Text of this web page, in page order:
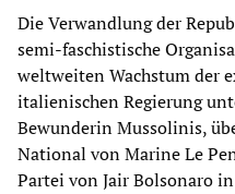
Die Verwandlung der
semi-faschistische
weltweiten Wachstum der
italienischen Regierung
Bewunderin Mussolinis,
National von Marine Le
Partei von Jair Bolsonaro